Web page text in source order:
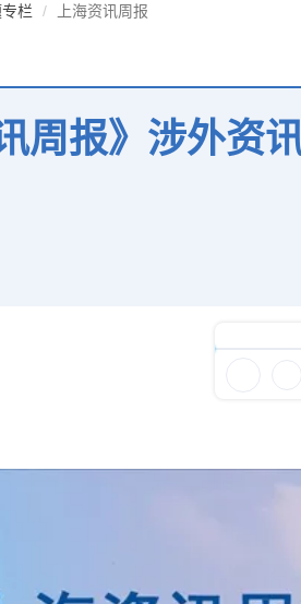
栏 上海资讯周报
周报》涉外资